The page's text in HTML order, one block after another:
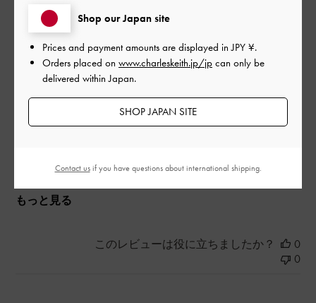
薄手の靴下だと少し大きく感じてしまうので厚手の靴下や中敷
きを足して履こうと思います。
サイズ: 37/23.5cm |カラー: ブラック系
デザイン
もっと見る
このレビューは役に立ちましたか？
0
0
Shop our Japan site
Prices and payment amounts are displayed inJPY ¥.
Orders placed on www.charleskeith.jp/jp can only be
delivered within Japan.
SHOP JAPAN SITE
Contact usif you have questions about international shipping.